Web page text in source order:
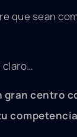
que sean
claro…
gran centro